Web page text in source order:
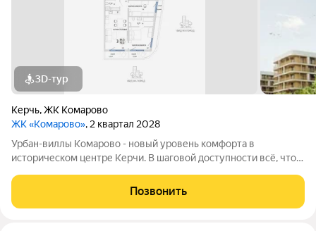
3D-тур
Керчь,ЖК Комарово
ЖК «Комарово», 2 квартал 2028
Урбан-виллы Комарово - новый уровень комфорта в
историческом центре Керчи. В шаговой доступности всё, что
благодаря обилию парковых зон. Прямо под окнами самый
большой ландшафтный парк в
Позвонить